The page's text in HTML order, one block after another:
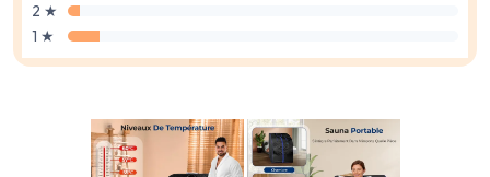
2 ★
1 ★